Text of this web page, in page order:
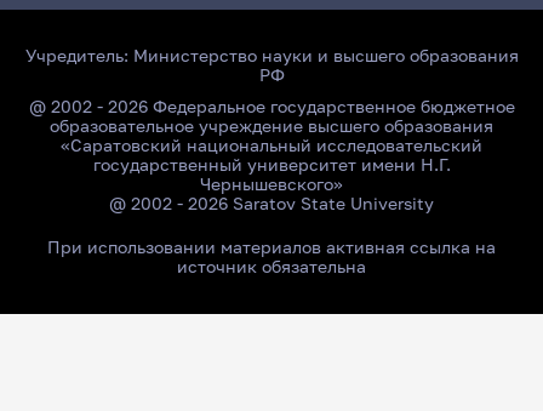
Учредитель: Министерство науки и высшего образования
РФ
@ 2002 - 2026 Федеральное государственное бюджетное
образовательное учреждение высшего образования
«Саратовский национальный исследовательский
государственный университет имени Н.Г.
Чернышевского»
@ 2002 - 2026 Saratov State University
При использовании материалов активная ссылка на
источник обязательна